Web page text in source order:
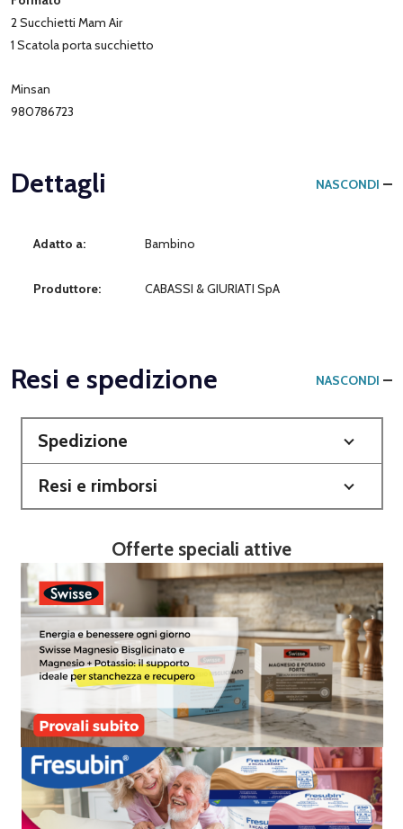
2 Succhietti Mam Air
1 Scatola porta succhietto
Minsan
980786723
Dettagli NASCONDI
Adatto a: Bambino
Produttore: CABASSI & GIURIATI SpA
Resi e spedizione NASCONDI
Spedizione
Resi e rimborsi
Offerte speciali attive